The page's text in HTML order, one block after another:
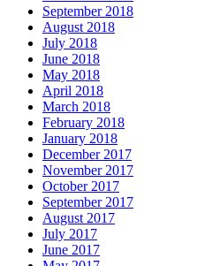
September 2018
August 2018
July 2018
June 2018
May 2018
April 2018
March 2018
February 2018
January 2018
December 2017
November 2017
October 2017
September 2017
August 2017
July 2017
June 2017